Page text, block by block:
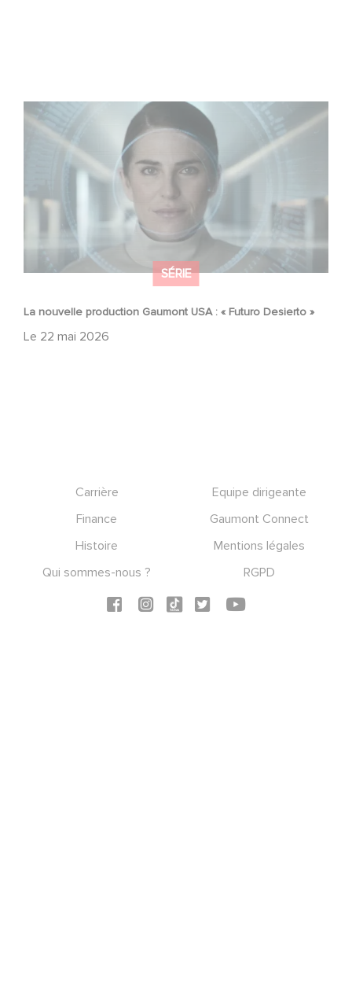
SÉRIE
La nouvelle production Gaumont USA : « Futuro Desierto »
Le 22 mai 2026
La nouvelle production Gaumont USA : « Futuro Desierto
Carrière
Equipe dirigeante
Finance
Gaumont Connect
Histoire
Mentions légales
Qui sommes-nous ?
RGPD
Social icons